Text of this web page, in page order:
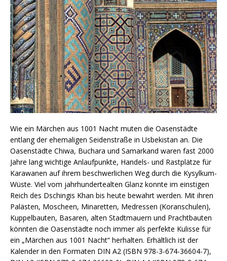
Wie ein Märchen aus 1001 Nacht muten die Oasenstädte
entlang der ehemaligen Seidenstraße in Usbekistan an. Die
Oasenstädte Chiwa, Buchara und Samarkand waren fast 2000
Jahre lang wichtige Anlaufpunkte, Handels- und Rastplätze für
Karawanen auf ihrem beschwerlichen Weg durch die Kysylkum-
Wüste. Viel vom jahrhundertealten Glanz konnte im einstigen
Reich des Dschingis Khan bis heute bewahrt werden. Mit ihren
Palästen, Moscheen, Minaretten, Medressen (Koranschulen),
Kuppelbauten, Basaren, alten Stadtmauern und Prachtbauten
könnten die Oasenstädte noch immer als perfekte Kulisse für
ein „Märchen aus 1001 Nacht“ herhalten. Erhältlich ist der
Kalender in den Formaten DIN A2 (ISBN 978-3-674-36604-7),